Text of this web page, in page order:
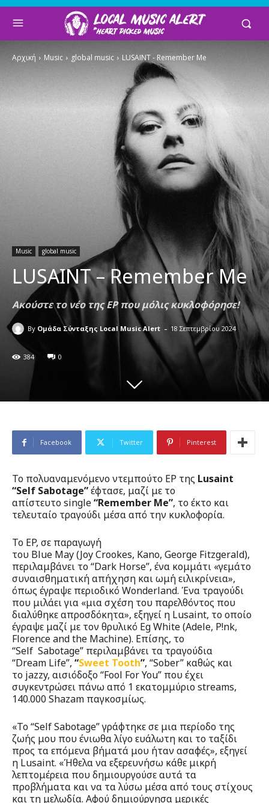
Αρχική Music global music LUSAINT - Remember Me
Music global music
LUSAINT – Remember Me
Ακούστε το νέο της EP που μόλις κυκλοφόρησε!
By Ομάδα Σύνταξης Local Music Alert - 18 Σεπτεμβρίου 2024
384 0
Facebook Twitter Pinterest
Το πολυαναμενόμενο ντεμπούτο EP της Lusaint
“Self Sabotage”έφτασε, μαζί με το
απίστευτο single“Remember Me”, το έκτο και
τελευταίο τραγούδι μέσα από την κυκλοφορία.
Το EP, σε παραγωγή
του Blue May (Joy Crookes, Kano, George Fitzgerald),
περιλαμβάνει το “Dark Horse”, ένα κομμάτι «γεμάτο
συναισθηματική απήχηση και ωμή ειλικρίνεια»,
όπως έγραψε περιοδικό Wonderland. Ένα τραγούδι
που μιλάει για «μια σχέση του παρελθόντος που
διαλύθηκε απροσδόκητα», εξηγεί η Lusaint, το οποίο
έγραψε μαζί με τον θρυλικό Eg White (Adele, P!nk,
Florence and the Machine). Επίσης, το
“Self Sabotage” περιλαμβάνει τα τραγούδια
“Dream Life”, “Sweet Tooth”, “Sober” καθώς και
το jazzy, αισιόδοξο “Fool For You” που έχει
συγκεντρώσει πάνω από 1 εκατομμύριο streams,
140.000 Shazam παγκοσμίως.
«Το “Self Sabotage” γράφτηκε σε μια περίοδο της
ζωής μου που ένιωθα λίγο ευάλωτη και το ταξίδι
προς τα επόμενα βήματά μου ήταν ασαφές», εξηγεί
η Lusaint. «Ήθελα να εξερευνήσω κάθε μικρή
λεπτομέρεια που δημιουργούσε αυτά τα
προβλήματα και να τα λύσω μέσα από τους στίχους
και τη μελωδία. Αφού δημιούργησα μερικές